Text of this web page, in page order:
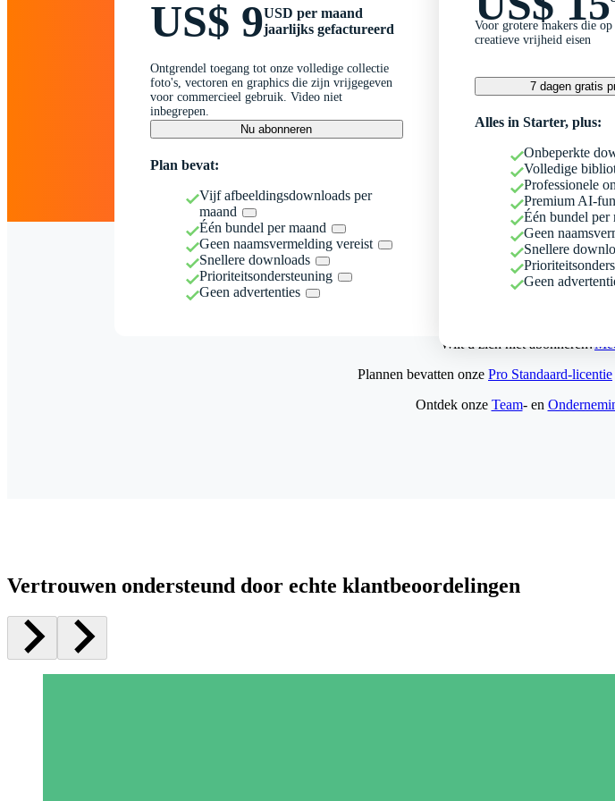
US$ 9USD per maand
jaarlijks gefactureerd
Ontgrendel toegang tot onze volledige collectie
foto's, vectoren en graphics die zijn vrijgegeven
voor commercieel gebruik. Video niet
inbegrepen.
Nu abonneren
Plan bevat:
Vijf afbeeldingsdownloads per
maand
Één bundel per maand
Geen naamsvermelding vereist
Snellere downloads
Prioriteitsondersteuning
Geen advertenties
Voor grotere makers die op
creatieve vrijheid eisen
7 dagen gratis
Alles in Starter, plus:
Onbeperkte
Volledige
Professionele
Premium AI-
Één bundel per
Geen
Snellere
Geen
Wilt u zich niet abonneren?
Plannen bevatten onze Pro Standaard-licentie
Ontdek onze Team- en
Vertrouwen ondersteund door echte klantbeoordelingen